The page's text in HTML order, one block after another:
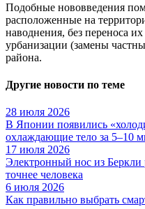
Подобные нововведения
расположенные на
наводнения, без переноса
урбанизации (замены
района.
Другие новости по теме
28 июля 2026
В Японии появились
охлаждающие тело за 5–10
17 июля 2026
Электронный нос из Беркли
точнее человека
6 июля 2026
Как правильно выбрать